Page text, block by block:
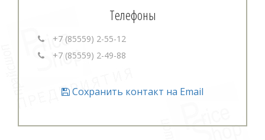
Телефоны
+7 (85559) 2-55-12
+7 (85559) 2-49-88
Сохранить контакт на Email